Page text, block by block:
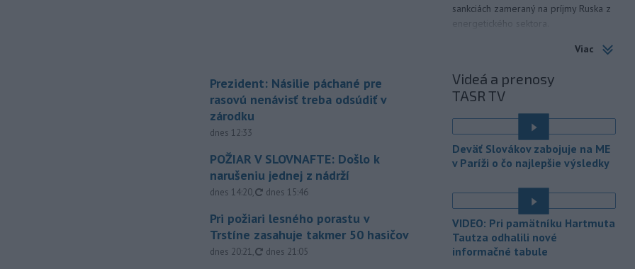
Prezident: Násilie páchané pre
rasovú nenávisť treba odsúdiť v
zárodku
dnes 12:33
POŽIAR V SLOVNAFTE: Došlo k
narušeniu jednej z nádrží
dnes 14:20, aktualizované
dnes 15:46
Pri požiari lesného porastu v
Trstíne zasahuje takmer 50 hasičov
dnes 20:21, aktualizované
dnes 21:05
sankciách zameraný na príjmy Ruska z
energetického sektora.
Slovenská polícia prispela k
ktorý sa podarilo ukončiť
právoplatným odsúdením páchateľa v
15:21 - Piatkový požiar v
bratislavskej rafinérii Slovnaft je
pod kontrolou.Príčina jeho vzniku
TASR to potvrdil hovorca rafinérie
Anton Molnár.
15:17 - Ministerstvo kultúry (MK) SR
upraví verziu opatrenia o
Viac
Videá a prenosy
TASR TV
Deväť Slovákov zabojuje na ME
v Paríži o čo najlepšie výsledky
VIDEO: Pri pamätníku Hartmuta
Tautza odhalili nové
informačné tabule